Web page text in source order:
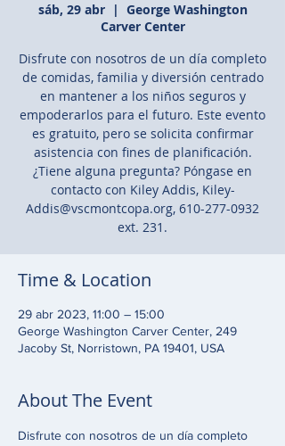
sáb, 29 abr
  |
George Washington
Carver Center
Disfrute con nosotros de un día completo
de comidas, familia y diversión centrado
en mantener a los niños seguros y
empoderarlos para el futuro. Este evento
es gratuito, pero se solicita confirmar
asistencia con fines de planificación.
¿Tiene alguna pregunta? Póngase en
contacto con Kiley Addis, Kiley-
Addis@vscmontcopa.org, 610-277-0932
ext. 231.
Time & Location
29 abr 2023, 11:00 – 15:00
George Washington Carver Center, 249
Jacoby St, Norristown, PA 19401, USA
About The Event
Disfrute con nosotros de un día completo